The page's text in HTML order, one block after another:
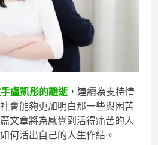
盧凱彤的離逝，連續為支持情
會能夠更加明白那一些與困苦
文章將為感覺到活得痛苦的人
何活出自己的人生作結。